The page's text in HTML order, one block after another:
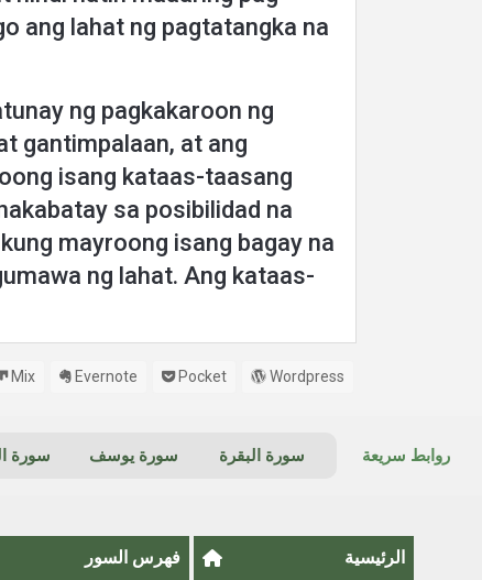
ang lahat ng pagtatangka na
ng pagkakaroon ng
gantimpalaan, at ang
isang kataas-taasang
sa posibilidad na
mayroong isang bagay na
ng lahat. Ang kataas-
Mix Evernote Pocket Wordpress
روابط سريعة سورة البقرة سورة يوسف سورة
الرئيسية فهرس السور